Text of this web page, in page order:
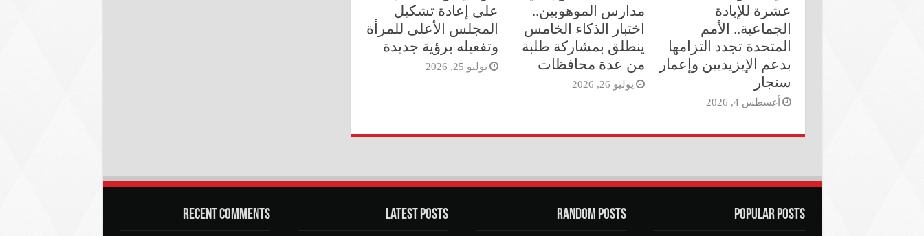
عشرة للإبادة
الجماعية.. الأمم
المتحدة تجدد التزامها
بدعم الإيزيديين وإعمار
سنجار
أغسطس 4, 2026
مدارس الموهوبين..
اختبار الذكاء الخامس
ينطلق بمشاركة طلبة
من عدة محافظات
يوليو 26, 2026
على إعادة تشكيل
المجلس الأعلى للمرأة
وتفعيله برؤية جديدة
يوليو 25, 2026
Popular Posts
Random Posts
Latest Posts
Recent Comments